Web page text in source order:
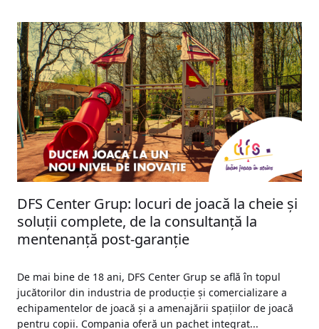
DFS Center Grup: locuri de joacă la cheie și
soluții complete, de la consultanță la
mentenanță post-garanție
De mai bine de 18 ani, DFS Center Grup se află în topul
jucătorilor din industria de producție și comercializare a
echipamentelor de joacă și a amenajării spațiilor de joacă
pentru copii. Compania oferă un pachet integrat...